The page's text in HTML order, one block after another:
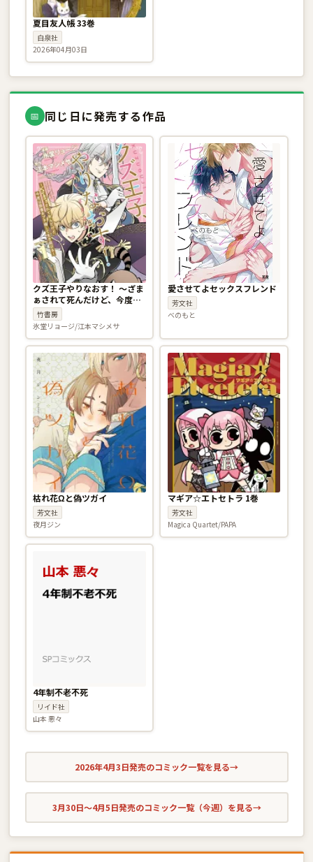
夏目友人帳 33巻
白泉社
2026年04月03日
📅 同じ日に発売する作品
クズ王子やりなおす！ 〜ざま
ぁされて死んだけど、今度は
筋書きブチ壊して生き延び
る〜 1巻
竹書房
氷堂リョージ/江本マシメサ
愛させてよセックスフレンド
芳文社
べのもと
枯れ花Ωと偽ツガイ
芳文社
夜月ジン
マギア☆エトセトラ 1巻
芳文社
Magica Quartet/PAPA
4年制不老不死
リイド社
山本 悪々
2026年4月3日発売のコミック一覧を見る→
3月30日〜4月5日発売のコミック一覧（今週）を見る→